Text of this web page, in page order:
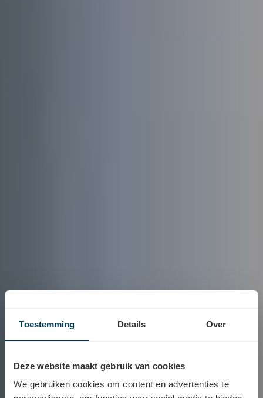
Toestemming Details Over
Deze website maakt gebruik van cookies
We gebruiken cookies om content en advertenties te